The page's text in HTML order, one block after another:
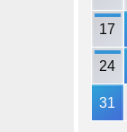
17
24
31